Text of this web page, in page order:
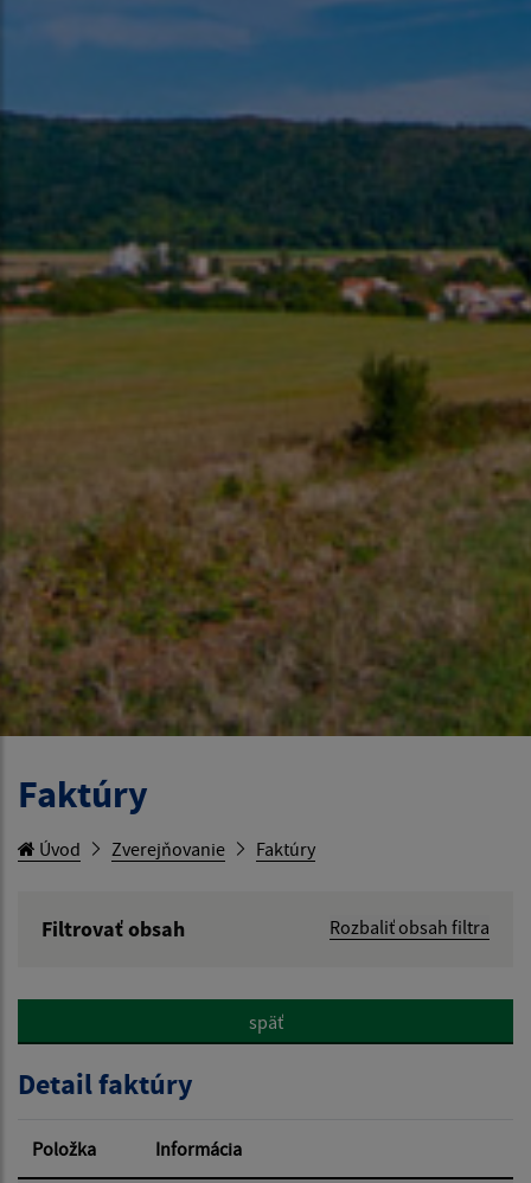
Faktúry
Úvod Zverejňovanie Faktúry
Filtrovať obsah
Rozbaliť obsah filtra
Hľadať v:
späť
Detail faktúry
Položka Informácia